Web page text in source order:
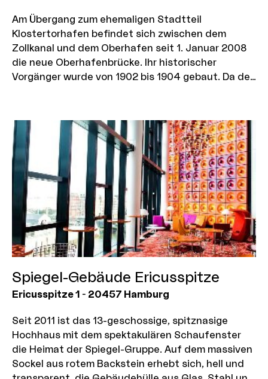
Am Übergang zum ehemaligen Stadtteil
Klostertorhafen befindet sich zwischen dem
Zollkanal und dem Oberhafen seit 1. Januar 2008
die neue Oberhafenbrücke. Ihr historischer
Vorgänger wurde von 1902 bis 1904 gebaut. Da der
ausgelegt, mit vier Gleisen für die Bahn oben und
zwei Fahrspuren für den Straßenverkehr in der
unteren Ebene. Zwischen dem 26. Dezember 2007
und dem 1. Januar 2008 wurde die alte
Oberhafenbrücke demontiert und durch einen
vorgefertigten Neubau ersetzt. Sie wurde damit
101 Jahre genutzt.
Spiegel-Gebäude Ericusspitze
Ericusspitze 1 - 20457 Hamburg
Seit 2011 ist das 13-geschossige, spitznasige
Hochhaus mit dem spektakulären Schaufenster
die Heimat der Spiegel-Gruppe. Auf dem massiven
Sockel aus rotem Backstein erhebt sich, hell und